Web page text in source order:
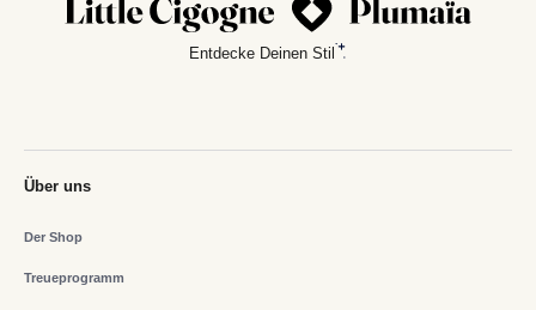
Entdecke Deinen Stil
Über uns
Der Shop
Treueprogramm